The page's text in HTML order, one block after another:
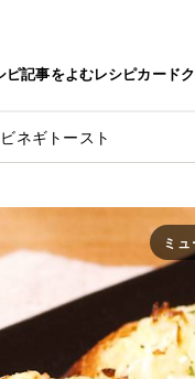
ピ記事をよむレシピカード
ネギトースト
ミ